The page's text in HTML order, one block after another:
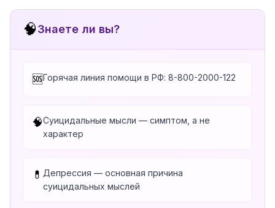
🧠Знаете ли вы?
🆘Горячая линия помощи в РФ: 8-800-2000-122
🧠Суицидальные мысли — симптом, а не
характер
💊 Депрессия — основная причина
суицидальных мыслей